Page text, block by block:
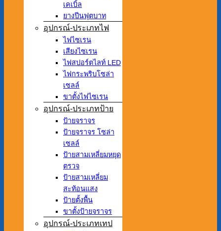
เคเบิ้ล
ยางปีนฟุตบาท
อุปกรณ์-ประเภทไฟ
ไฟไซเรน
เสียงไซเรน
ไฟสปอร์ตไลท์ LED
ไฟกระพริบโซล่า
เซลล์
ขาตั้งไฟไซเรน
อุปกรณ์-ประเภทป้าย
ป้ายจราจร
ป้ายจราจร โซล่า
เซลล์
ป้ายสามเหลี่ยมหยุด
ตรวจ
ป้ายสามเหลี่ยม
สะท้อนแสง
ป้ายตั้งพื้น
ขาตั้งป้ายจราจร
อุปกรณ์-ประเภทเทป